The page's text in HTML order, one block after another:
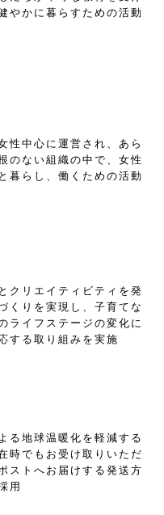
やかに暮らすための活動
性中心に運営され、あら
のない組織の中で、女性
暮らし、働くための活動
クリエイティビティを発
くりを実現し、子育てな
ライフステージの変化に
する取り組みを実施
る地球温暖化を軽減する
時でもお受け取りいただ
ストへお届けする発送方
用